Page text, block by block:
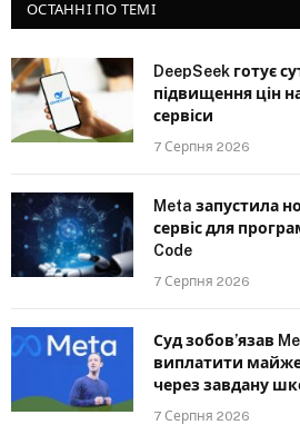
ОСТАННІ ПО ТЕМІ
DeepSeek готує
підвищення цін
сервіси
7 Серпня 2026
Meta запустила
сервіс для
Code
7 Серпня 2026
Суд зобов’язав
виплатити
через завдану
7 Серпня 2026